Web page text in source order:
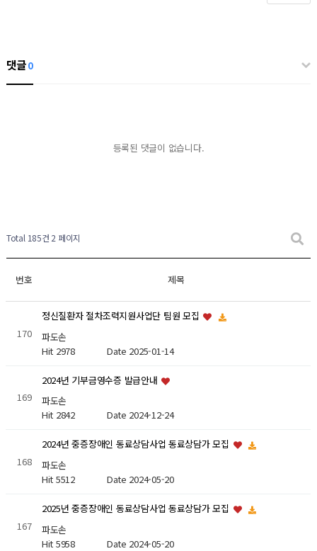
댓글0
등록된 댓글이 없습니다.
Total 185건 2 페이지
번호 제목
170
정신질환자 절차조력지원사업단 팀원 모집
파도손
Hit 2978 Date 2025-01-14
169
2024년 기부금영수증 발급안내
파도손
Hit 2842 Date 2024-12-24
168
2024년 중증장애인 동료상담사업 동료상담가 모집
파도손
Hit 5512 Date 2024-05-20
167
2025년 중증장애인 동료상담사업 동료상담가 모집
파도손
Hit 5958 Date 2024-05-20